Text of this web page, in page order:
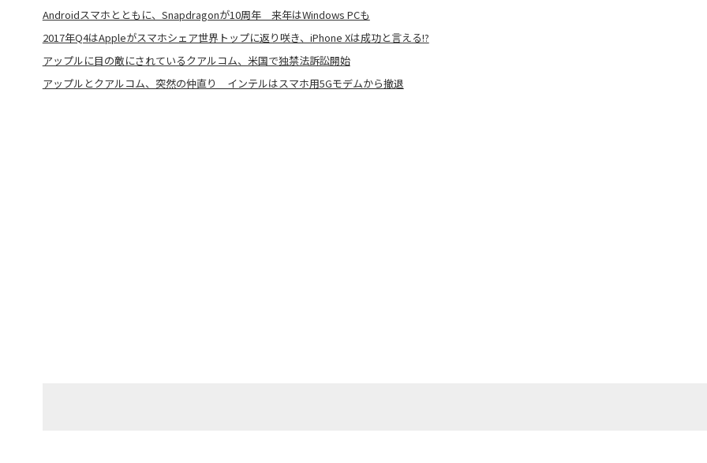
Androidスマホとともに、Snapdragonが10周年 来年はWindows PCも
2017年Q4はAppleがスマホシェア世界トップに返り咲き、iPhone Xは成功と言える!?
アップルに目の敵にされているクアルコム、米国で独禁法訴訟開始
アップルとクアルコム、突然の仲直り インテルはスマホ用5Gモデムから撤退